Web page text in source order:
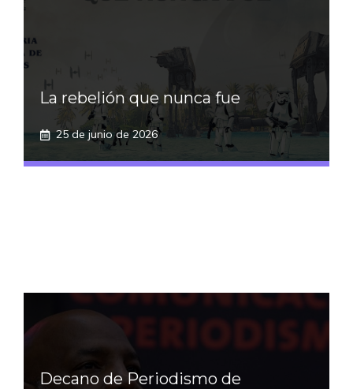
La rebelión que nunca fue
25 de junio de 2026
Decano de Periodismo de